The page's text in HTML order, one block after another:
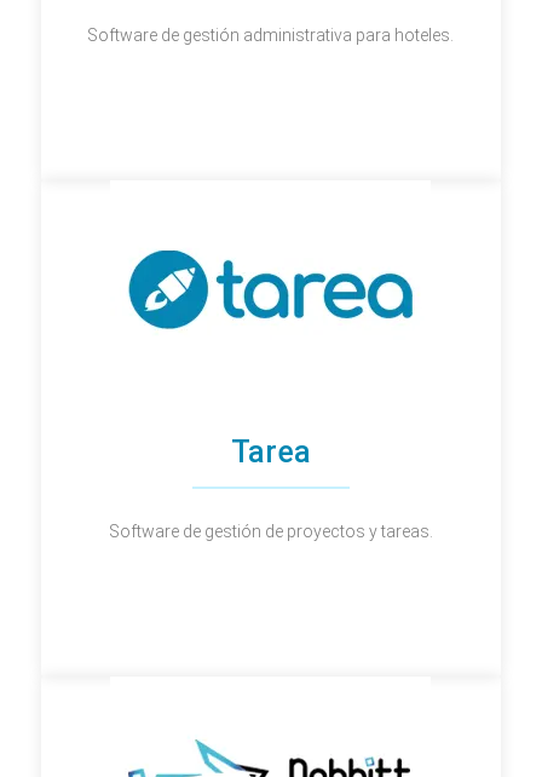
Software de gestión administrativa para hoteles.
Tarea
Software de gestión de proyectos y tareas.